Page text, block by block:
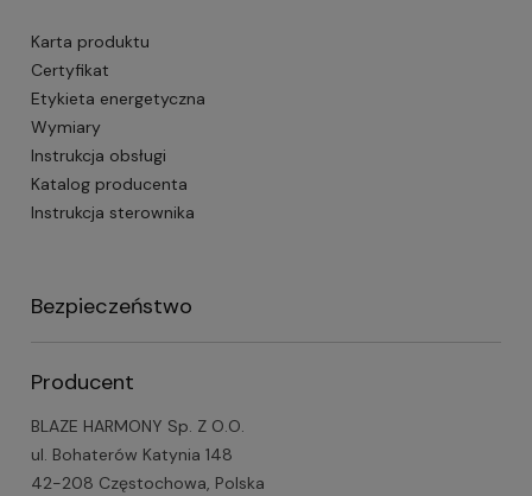
Karta produktu
Certyfikat
Etykieta energetyczna
Wymiary
Instrukcja obsługi
Katalog producenta
Instrukcja sterownika
Bezpieczeństwo
Producent
BLAZE HARMONY Sp. Z O.O.
ul. Bohaterów Katynia 148
42-208 Częstochowa, Polska